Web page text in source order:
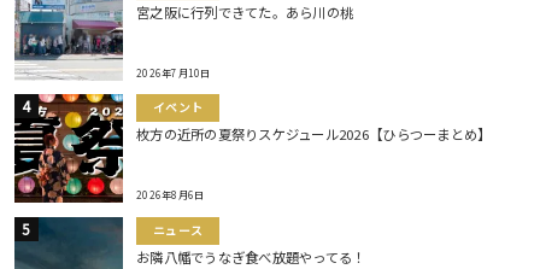
宮之阪に行列できてた。あら川の桃
2026年7月10日
イベント
枚方の近所の夏祭りスケジュール2026【ひらつーまとめ】
2026年8月6日
ニュース
お隣八幡でうなぎ食べ放題やってる！